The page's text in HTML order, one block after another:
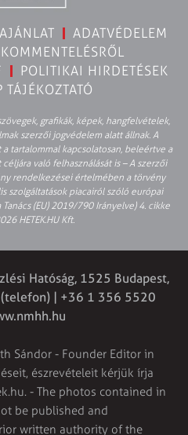
ADATVÉDELEM
POLITIKAI HIRDETÉSEK
TÁJÉKOZTATÓ
grafikák, képek, hangfelvételek,
szerzői jogvédelem alatt állnak. A
tartalommal kapcsolatosan, beleértve a
való felhasználását is – A szerzői
rendelkezései értelmében a törvény
szolgáltatások piacairól szóló európai
(EU) 2019/790 Irányelve) 4. cikke
HETEK.HU Kft.
Hatóság, 1525 Budapest,
| +36 1 356 5520
Sándor - Founder Editor in
észrevételeit kérjük írja
. - The photos contained in
be published and
written authority of the